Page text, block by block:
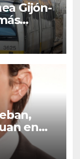
Gijón-
para
en
Turón